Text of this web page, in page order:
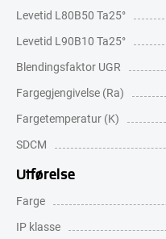
Levetid L80B50 Ta25°
Levetid L90B10 Ta25°
Blendingsfaktor UGR
Fargegjengivelse (Ra)
Fargetemperatur (K)
SDCM
Utførelse
Farge
IP klasse